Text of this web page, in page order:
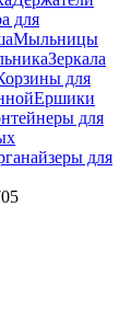
для
Мыльницы
Зеркала
для
Ершики
для
для